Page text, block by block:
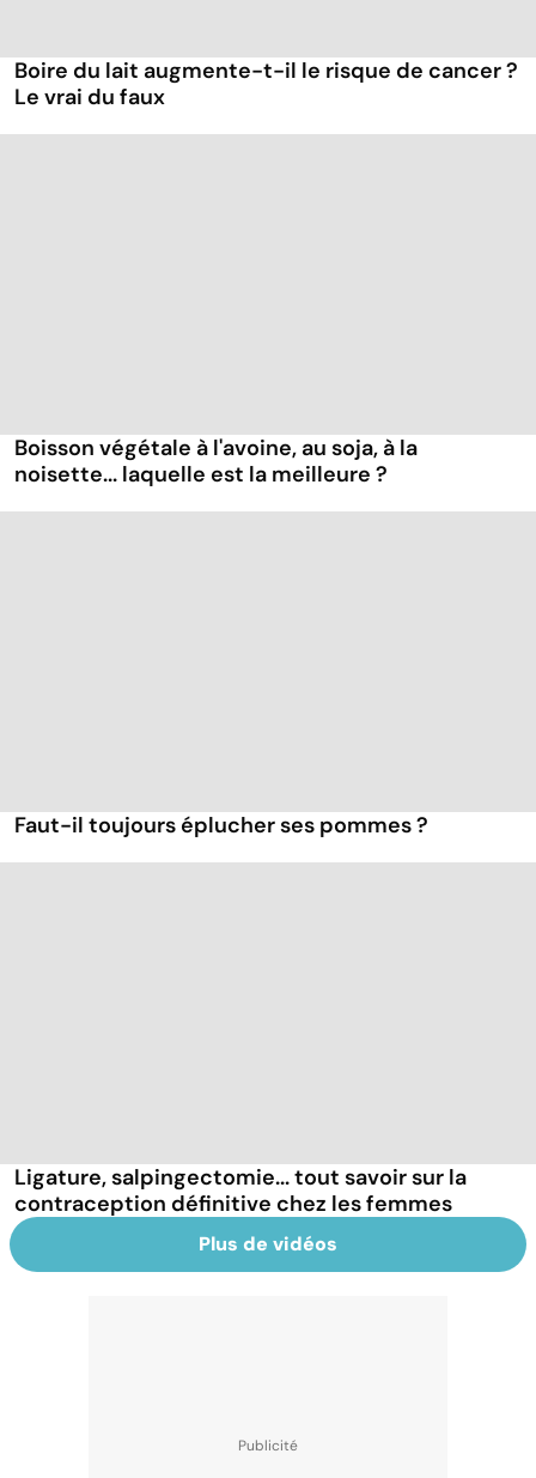
Boire du lait augmente-t-il le risque de cancer ?
Le vrai du faux
Boisson végétale à l'avoine, au soja, à la
noisette... laquelle est la meilleure ?
Faut-il toujours éplucher ses pommes ?
Ligature, salpingectomie... tout savoir sur la
contraception définitive chez les femmes
Plus de vidéos